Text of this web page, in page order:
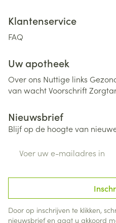
Klantenservice
FAQ
Uw apotheek
Over ons Nuttige links
van wachtVoorschrift
Nieuwsbrief
Blijf op de hoogte van
Door op inschrijven te klikken,
nieuwsbrief en gaat u akkoord